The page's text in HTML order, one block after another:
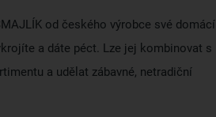
od českého výrobce své domácí
a dáte péct. Lze jej kombinovat s
a udělat zábavné, netradiční